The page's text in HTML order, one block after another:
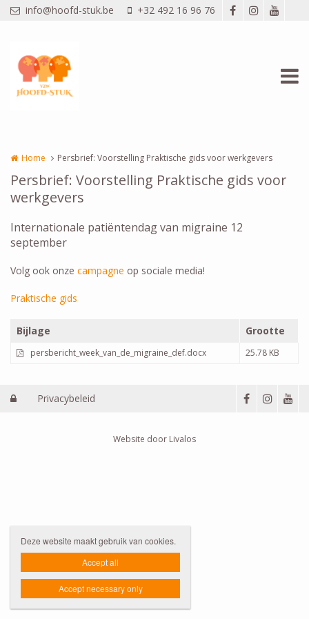
Overslaan en naar de inhoud gaan
info@hoofd-stuk.be +32 492 16 96 76
Home Persbrief: Voorstelling Praktische gids voor werkgevers
Persbrief: Voorstelling Praktische gids voor
werkgevers
Internationale patiëntendag van migraine 12
september
Volg ook onze campagne op sociale media!
Praktische gids
Bijlage Grootte
persbericht_week_van_de_migraine_def.docx 25.78 KB
 Privacybeleid
Website door Livalos
Deze website maakt gebruik van cookies.
Accept all
Accept necessary only